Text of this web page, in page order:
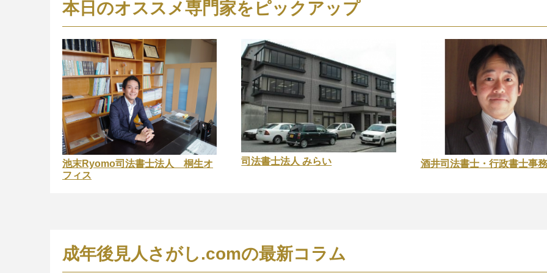
本日のオススメ専門家をピックアップ
池末Ryomo司法書士法人 桐生オ
フィス
司法書士法人 みらい 酒井司法書士・行政書士事
成年後見人さがし.comの最新コラム